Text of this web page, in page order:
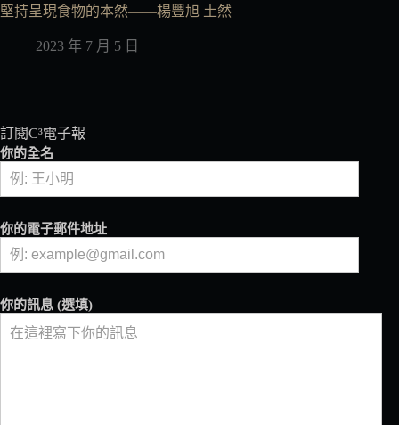
堅持呈現食物的本然——楊豐旭 土然
2023 年 7 月 5 日
訂閱C³電子報
你的全名
你的電子郵件地址
你的訊息 (選填)